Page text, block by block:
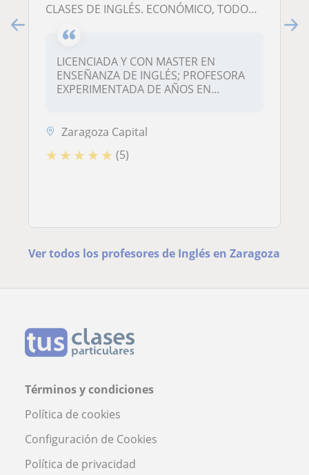
CLASES DE INGLÉS. ECONÓMICO, TODOS LOS NIVELES,PREPARACIÓNTODO TIPO DE EXÁMENENES
LICENCIADA Y CON MASTER EN
ENSEÑANZA DE INGLÉS; PROFESORA
EXPERIMENTADA DE AÑOS EN...
Zaragoza Capital
★ ★ ★ ★ ★ (5)
Ver todos los profesores de Inglés en Zaragoza
Términos y condiciones
Política de cookies
Configuración de Cookies
Política de privacidad